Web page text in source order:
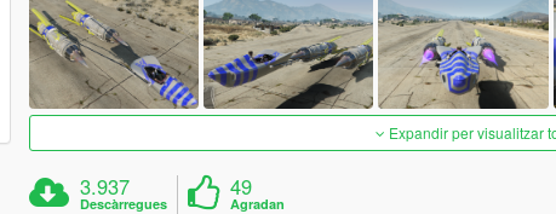
Expandir per visualitzar
3.937
Descàrregues
49
Agradan